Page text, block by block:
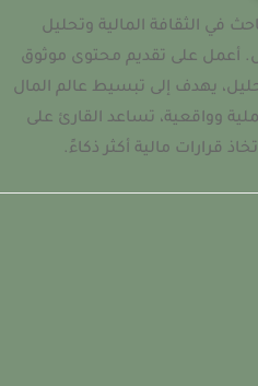
في الثقافة المالية وتحليل
أعمل على تقديم محتوى موثوق
يهدف إلى تبسيط عالم المال
وواقعية، تساعد القارئ على
قرارات مالية أكثر ذكاءً.